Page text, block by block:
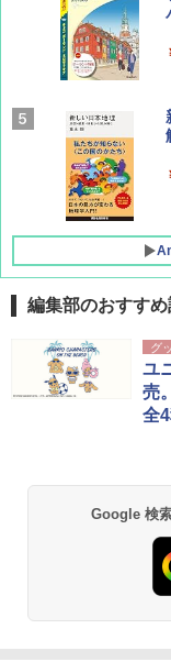
編集部のおすす
グ
ユ
売
全
Google 検